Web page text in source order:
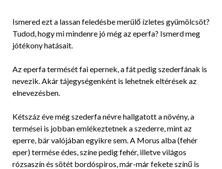
2022-
06-
Ismered ezt a lassan feledésbe merülő ízletes gyümölcsöt?
Tudod, hogy mi mindenre jó még az eperfa? Ismerd meg
jótékony hatásait.
Az eperfa termését fai epernek, a fát pedig szederfának is
nevezik. Akár tájegységenként is lehetnek eltérések az
elnevezésben.
Kétszáz éve még szederfa névre hallgatott a növény, a
termései is jobban emlékeztetnek a szederre, mint az
eperre, bár valójában egyikre sem. A Morus alba (fehér
eper) termése édes, színe pedig fehér, illetve világos
rózsaszín és sötét bordóspiros, már-már fekete színű is